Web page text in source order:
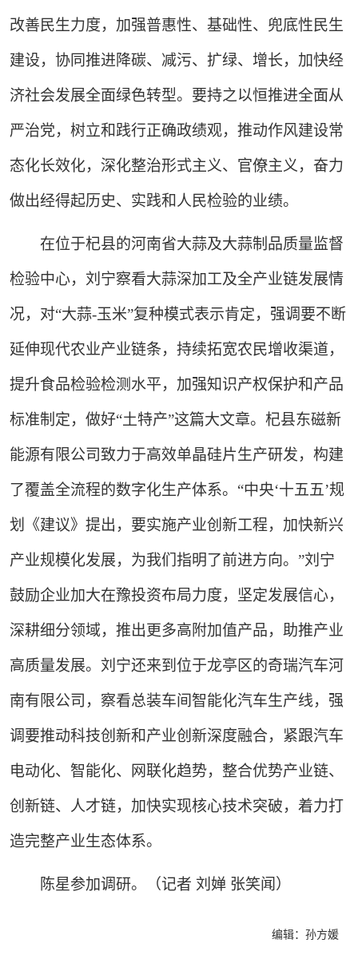
改善民生力度，加强普惠性、基础性、兜底性民生
建设，协同推进降碳、减污、扩绿、增长，加快经
济社会发展全面绿色转型。要持之以恒推进全面从
严治党，树立和践行正确政绩观，推动作风建设常
态化长效化，深化整治形式主义、官僚主义，奋力
做出经得起历史、实践和人民检验的业绩。
在位于杞县的河南省大蒜及大蒜制品质量监督
检验中心，刘宁察看大蒜深加工及全产业链发展情
况，对“大蒜-玉米”复种模式表示肯定，强调要不断
延伸现代农业产业链条，持续拓宽农民增收渠道，
提升食品检验检测水平，加强知识产权保护和产品
标准制定，做好“土特产”这篇大文章。杞县东磁新
能源有限公司致力于高效单晶硅片生产研发，构建
了覆盖全流程的数字化生产体系。“中央‘十五五’规
划《建议》提出，要实施产业创新工程，加快新兴
产业规模化发展，为我们指明了前进方向。”刘宁
鼓励企业加大在豫投资布局力度，坚定发展信心，
深耕细分领域，推出更多高附加值产品，助推产业
高质量发展。刘宁还来到位于龙亭区的奇瑞汽车河
南有限公司，察看总装车间智能化汽车生产线，强
调要推动科技创新和产业创新深度融合，紧跟汽车
电动化、智能化、网联化趋势，整合优势产业链、
创新链、人才链，加快实现核心技术突破，着力打
造完整产业生态体系。
陈星参加调研。（记者 刘婵 张笑闻）
编辑：孙方媛